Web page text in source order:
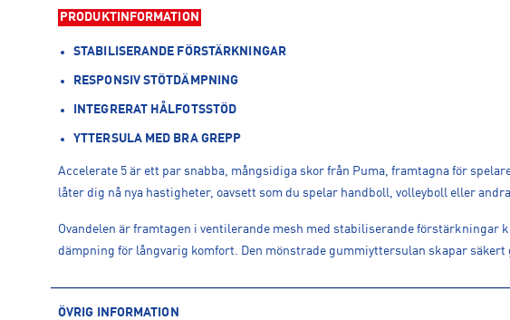
PRODUKTINFORMATION
STABILISERANDE FÖRSTÄRKNINGAR
RESPONSIV STÖTDÄMPNING
INTEGRERAT HÅLFOTSSTÖD
YTTERSULA MED BRA GREPP
Accelerate 5 är ett par snabba, mångsidiga skor från Puma, framtagna för
låter dig nå nya hastigheter, oavsett som du spelar handboll, volleyboll eller
Ovandelen är framtagen i ventilerande mesh med stabiliserande förstärkningar
dämpning för långvarig komfort. Den mönstrade gummiyttersulan skapar säkert
ÖVRIG INFORMATION